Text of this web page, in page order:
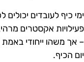
כיף לעובדים יכולים
אקסטרים
אך משהו ייחודי באמת
הכיף.